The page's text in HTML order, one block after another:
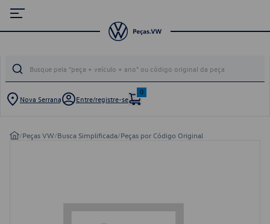
Nova Serrana Entre/registre-se
0
/Peças VW/Busca Simplificada/Peças por Código Original